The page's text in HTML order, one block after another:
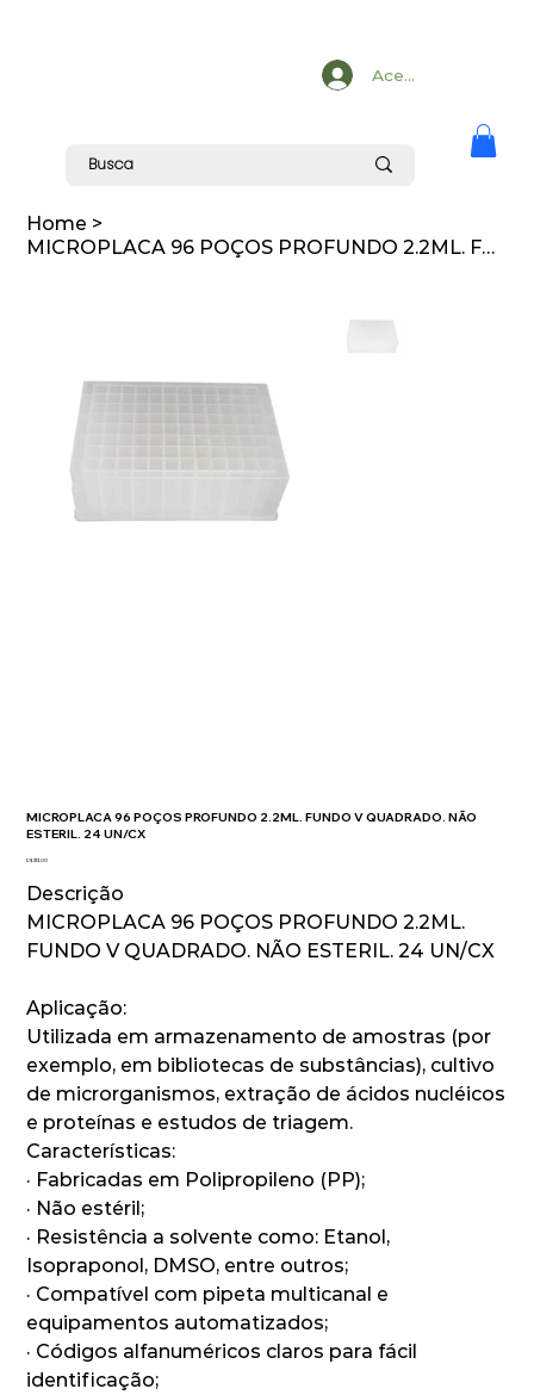
Acesse
Home >
MICROPLACA 96 POÇOS PROFUNDO 2.2ML. FUNDO V QUADRADO. NÃO ESTERIL. 24 UN/CX
MICROPLACA 96 POÇOS PROFUNDO 2.2ML. FUNDO V QUADRADO. NÃO
ESTERIL. 24 UN/CX
Preço
R$ 313,00
Descrição
MICROPLACA 96 POÇOS PROFUNDO 2.2ML.
FUNDO V QUADRADO. NÃO ESTERIL. 24 UN/CX
Aplicação:
Utilizada em armazenamento de amostras (por
exemplo, em bibliotecas de substâncias), cultivo
de microrganismos, extração de ácidos nucléicos
e proteínas e estudos de triagem.
Características:
· Fabricadas em Polipropileno (PP);
· Não estéril;
· Resistência a solvente como: Etanol,
Isopraponol, DMSO, entre outros;
· Compatível com pipeta multicanal e
equipamentos automatizados;
· Códigos alfanuméricos claros para fácil
identificação;